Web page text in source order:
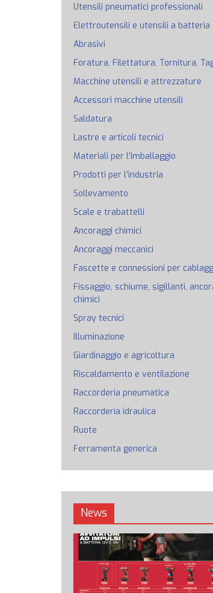
Utensili pneumatici professionali
Elettroutensili e utensili a batteria
Abrasivi
Foratura, Filettatura, Tornitura,
Macchine utensili e attrezzature
Accessori macchine utensili
Saldatura
Lastre e articoli tecnici
Materiali per l’imballaggio
Prodotti per l’industria
Sollevamento
Scale e trabattelli
Ancoraggi chimici
Ancoraggi meccanici
Fascette e connessioni per
Fissaggio, schiume, sigillanti,
chimici
Spray tecnici
Illuminazione
Giardinaggio e agricoltura
Riscaldamento e ventilazione
Raccorderia pneumatica
Raccorderia idraulica
Ruote
Ferramenta generica
News